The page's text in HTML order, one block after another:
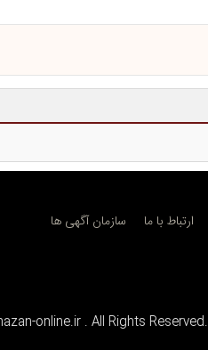
ارتباط با ما سازمان آگهی ها
online.ir . All Rights Reserved.